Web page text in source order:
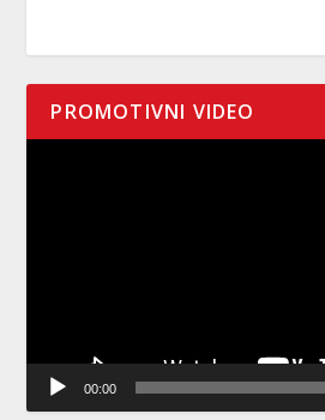
PROMOTIVNI VIDEO
00:00